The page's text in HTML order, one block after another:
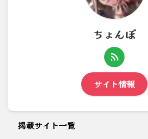
ちょんぼ
サイト情報
掲載サイト一覧